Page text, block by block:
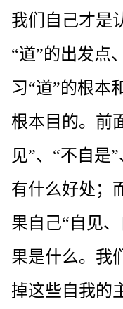
我们自己才是
“道”的出发点
习“道”的根本
根本目的。前
见”、“不自是
有什么好处；
果自己“自见
果是什么。我
掉这些自我的